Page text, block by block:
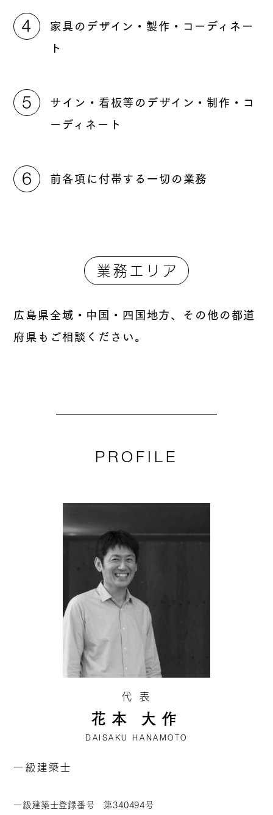
家具のデザイン・製作・コーディネー
ト
サイン・看板等のデザイン・制作・コ
ーディネート
前各項に付帯する一切の業務
業務エリア
広島県全域・中国・四国地方、その他の都道
府県もご相談ください。
PROFILE
代 表
花本 大作
DAISAKU HANAMOTO
一級建築士
一級建築士登録番号 第340494号